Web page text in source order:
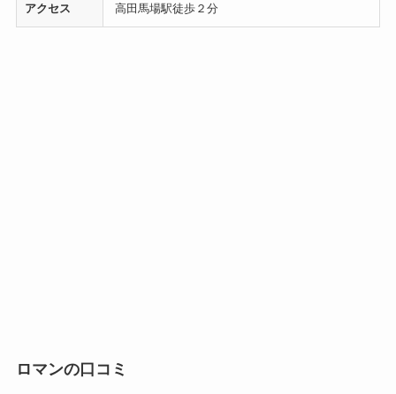
アクセス 高田馬場駅徒歩２分
ロマンの口コミ